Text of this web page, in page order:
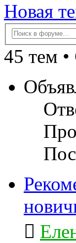
Новая
45 тем